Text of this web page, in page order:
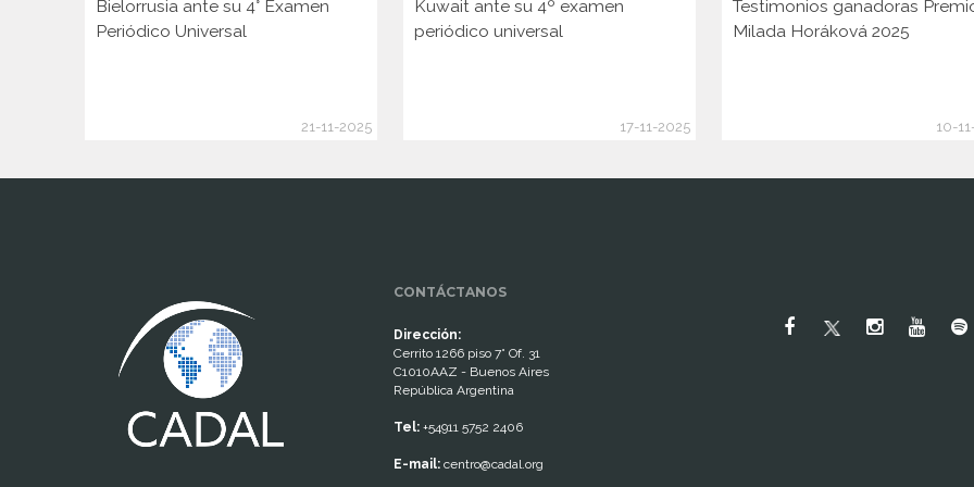
Bielorrusia ante su 4° Examen
Periódico Universal
21-11-2025
Kuwait ante su 4º examen
periódico universal
17-11-2025
Testimonios ganadoras
Milada Horáková 2025
10-
CONTÁCTANOS
Dirección:
Cerrito 1266 piso 7° Of. 31
C1010AAZ - Buenos Aires
República Argentina
Tel: +54911 5752 2406
E-mail: centro@cadal.org